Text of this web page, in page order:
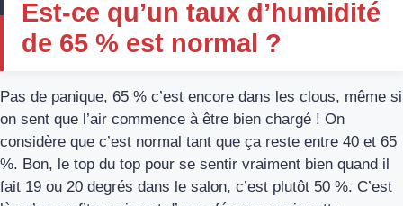
Est-ce qu’un taux d’humidité
de 65 % est normal ?
Pas de panique, 65 % c’est encore dans les clous, même si
on sent que l’air commence à être bien chargé ! On
considère que c’est normal tant que ça reste entre 40 et 65
%. Bon, le top du top pour se sentir vraiment bien quand il
fait 19 ou 20 degrés dans le salon, c’est plutôt 50 %. C’est